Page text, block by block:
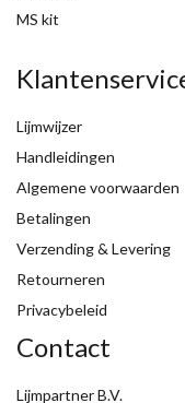
MS kit
Lijmwijzer
Handleidingen
Algemene voorwaarden
Betalingen
Verzending & Levering
Retourneren
Privacybeleid
Contact
Lijmpartner B.V.